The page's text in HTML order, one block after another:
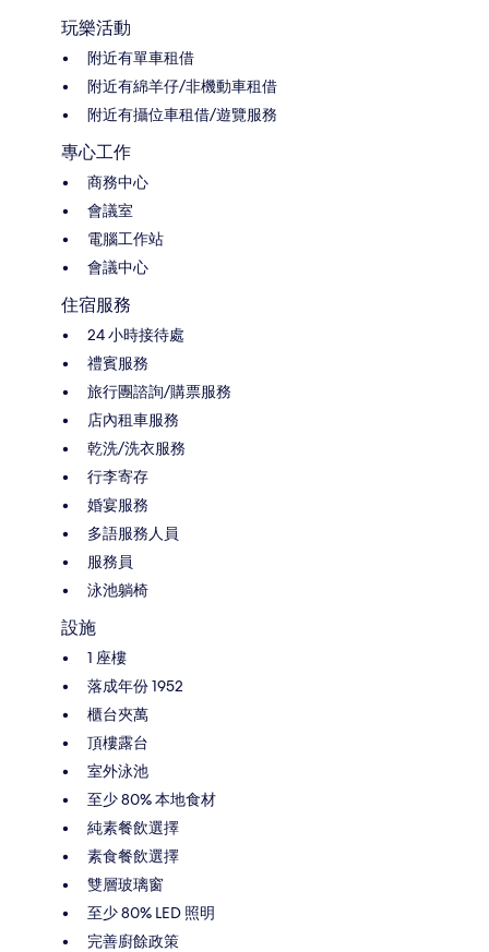
玩樂活動
附近有單車租借
附近有綿羊仔/非機動車租借
附近有攝位車租借/遊覽服務
專心工作
商務中心
會議室
電腦工作站
會議中心
住宿服務
24 小時接待處
禮賓服務
旅行團諮詢/購票服務
店內租車服務
乾洗/洗衣服務
行李寄存
婚宴服務
多語服務人員
服務員
泳池躺椅
設施
1 座樓
落成年份 1952
櫃台夾萬
頂樓露台
室外泳池
至少 80% 本地食材
純素餐飲選擇
素食餐飲選擇
雙層玻璃窗
至少 80% LED 照明
完善廚餘政策